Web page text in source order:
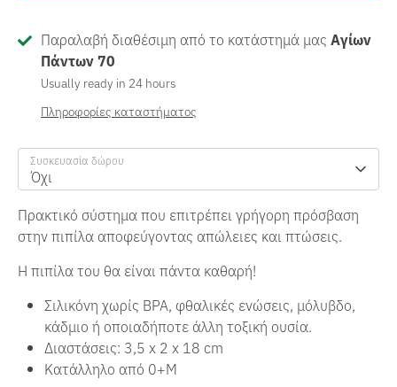
Παραλαβή διαθέσιμη από το κατάστημά μας Αγίων
Πάντων 70
Usually ready in 24 hours
Πληροφορίες καταστήματος
Συσκευασία δώρου
Όχι
Πρακτικό σύστημα που επιτρέπει γρήγορη πρόσβαση
στην πιπίλα αποφεύγοντας απώλειες και πτώσεις.
Η πιπίλα του θα είναι πάντα καθαρή!
Σιλικόνη χωρίς BPA, φθαλικές ενώσεις, μόλυβδο,
κάδμιο ή οποιαδήποτε άλλη τοξική ουσία.
Διαστάσεις: 3,5 x 2 x 18 cm
Κατάλληλο από 0+Μ